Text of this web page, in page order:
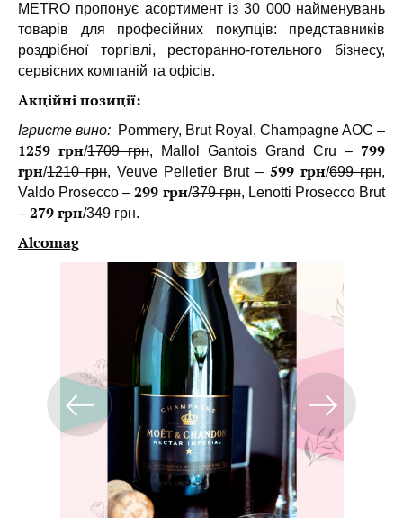
METRO пропонує асортимент із 30 000 найменувань
товарів для професійних покупців: представників
роздрібної торгівлі, ресторанно-готельного бізнесу,
сервісних компаній та офісів.
Акційні позиції:
Ігристе вино: Pommery, Brut Royal, Champagne AOC –
1259 грн/1709 грн, Mallol Gantois Grand Cru – 799
грн/1210 грн, Veuve Pelletier Brut – 599 грн/699 грн,
Valdo Prosecco – 299 грн/379 грн, Lenotti Prosecco Brut
– 279 грн/349 грн.
Alcomag